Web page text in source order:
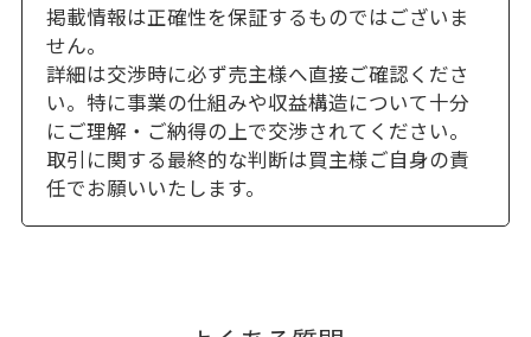
掲載情報は正確性を保証するものではございま
せん。
詳細は交渉時に必ず売主様へ直接ご確認くださ
い。特に事業の仕組みや収益構造について十分
にご理解・ご納得の上で交渉されてください。
取引に関する最終的な判断は買主様ご自身の責
任でお願いいたします。